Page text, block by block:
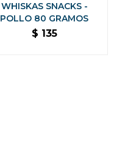
WHISKAS SNACKS -
POLLO 80 GRAMOS
$ 135